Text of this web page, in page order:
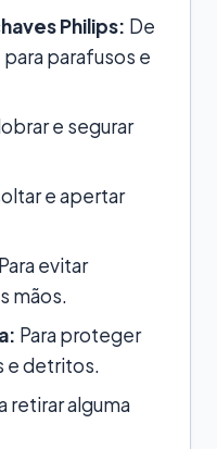
Philips: De
parafusos e
e segurar
e apertar
Para evitar
mãos.
Para proteger
e detritos.
retirar alguma